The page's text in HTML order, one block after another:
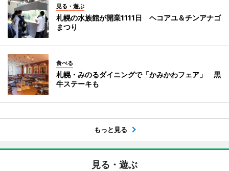
見る・遊ぶ
札幌の水族館が開業1111日 ヘコアユ＆チンアナゴ
まつり
食べる
札幌・みのるダイニングで「かみかわフェア」 黒
牛ステーキも
もっと見る
見る・遊ぶ